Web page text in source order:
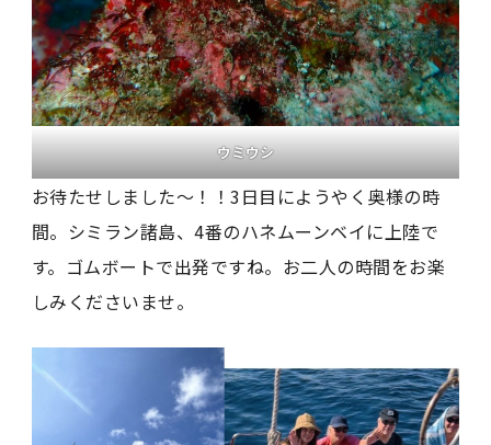
ウミウシ
お待たせしました～！！3日目にようやく奥様の時
間。シミラン諸島、4番のハネムーンベイに上陸で
す。ゴムボートで出発ですね。お二人の時間をお楽
しみくださいませ。